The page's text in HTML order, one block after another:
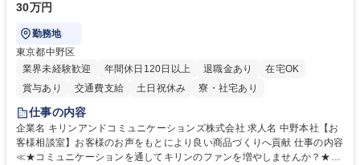
30万円
勤務地
東京都中野区
業界未経験歓迎
年間休日120日以上 退職金あり
在宅OK
賞与あり
交通費支給 土日祝休み 寮・社宅あり
仕事の内容
企業名 キリンアンドコミュニケーションズ株式会社 求人名 中野本社【お
客様相談室】お客様のお声をもとにより良い商品づくりへ貢献 仕事の内容
≪★コミュニケーションを通してキリンのファンを増やしませんか？★≫